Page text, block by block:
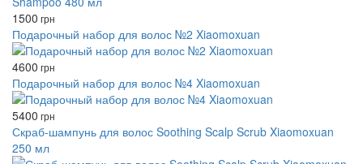
1500 грн
Подарочный набор для волос №2 Xiaomoxuan
4600 грн
Подарочный набор для волос №4 Xiaomoxuan
5400 грн
Скраб‑шампунь для волос Soothing Scalp Scrub Xiaomoxuan
250 мл